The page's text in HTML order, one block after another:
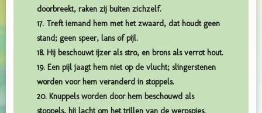
doorbreekt, raken zij buiten zichzelf.
17. Treft iemand hem met het zwaard, dat houdt geen
stand; geen speer, lans of pijl.
18. Hij beschouwt ijzer als stro, en brons als verrot hout.
19. Een pijl jaagt hem niet op de vlucht; slingerstenen
worden voor hem veranderd in stoppels.
20. Knuppels worden door hem beschouwd als
stoppels, hij lacht om het trillen van de werpspies.